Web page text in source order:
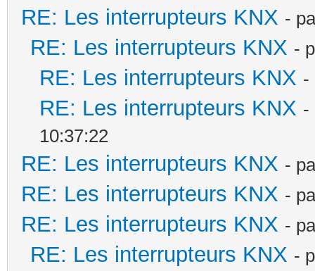
RE: Les interrupteurs KNX -
RE: Les interrupteurs KNX -
RE: Les interrupteurs KNX -
RE: Les interrupteurs KNX -
10:37:22
RE: Les interrupteurs KNX -
RE: Les interrupteurs KNX -
RE: Les interrupteurs KNX -
RE: Les interrupteurs KNX -